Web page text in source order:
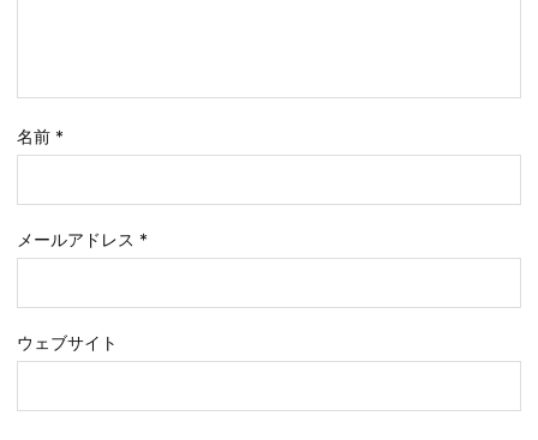
名前 *
メールアドレス *
ウェブサイト